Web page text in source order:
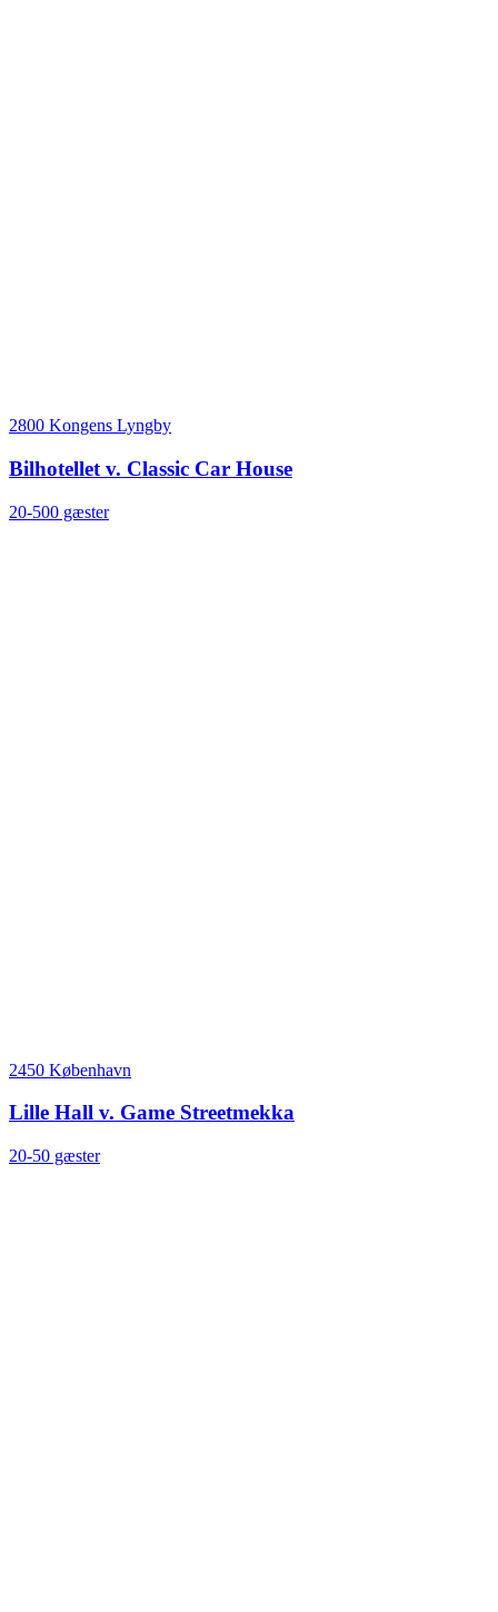
2800 Kongens Lyngby
Bilhotellet v. Classic Car House
20-500 gæster
2450 København
Lille Hall v. Game Streetmekka
20-50 gæster